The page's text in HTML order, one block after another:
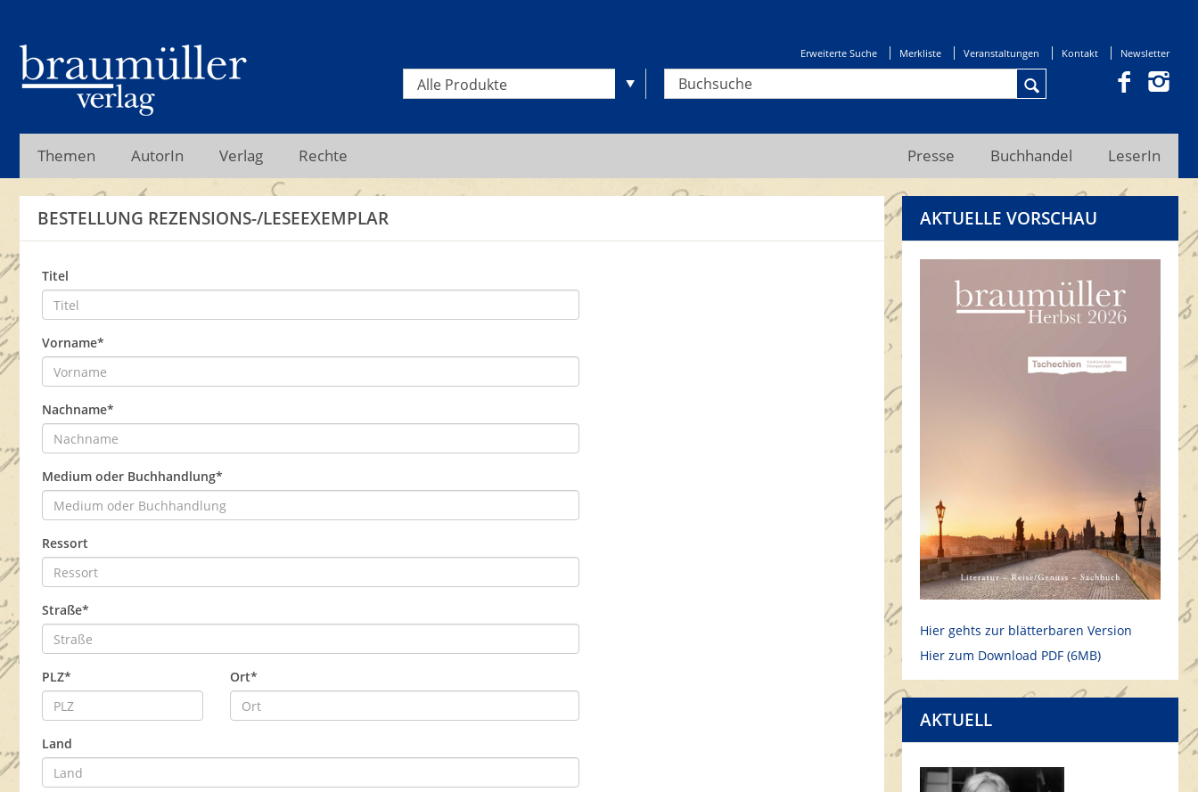
Erweiterte Suche Merkliste Veranstaltungen Kontakt Newsletter
Alle Produkte
Themen AutorIn Verlag Rechte Presse Buchhandel LeserIn
BESTELLUNG REZENSIONS-/LESEEXEMPLAR
Titel
Vorname*
Nachname*
Medium oder Buchhandlung*
Ressort
Straße*
PLZ* Ort*
Land
AKTUELLE VORSCHAU
Hier gehts zur blätterbaren Version
Hier zum Download PDF (6MB)
AKTUELL